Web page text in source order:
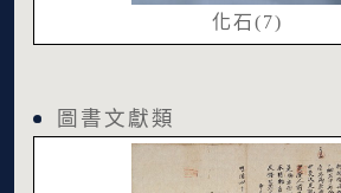
化石(7)
圖書文獻類